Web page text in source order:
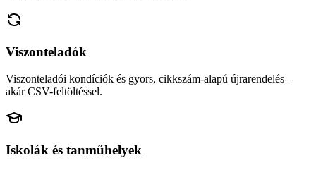
Viszonteladók
Viszonteladói kondíciók és gyors, cikkszám-alapú újrarendelés –
akár CSV-feltöltéssel.
Iskolák és tanműhelyek